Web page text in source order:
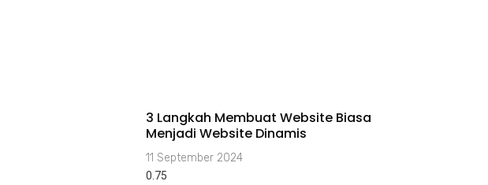
3 Langkah Membuat Website Biasa
Menjadi Website Dinamis
11 September 2024